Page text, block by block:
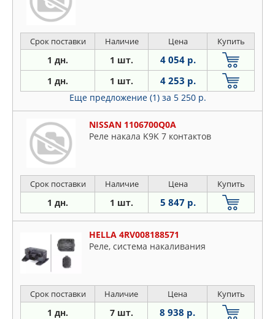
Срок поставки Наличие Цена Купить
1 дн. 1 шт. 4 054 р.
1 дн. 1 шт. 4 253 р.
Еще предложение (1) за 5 250 р.
NISSAN 1106700Q0A
Реле накала K9K 7 контактов
Срок поставки Наличие Цена Купить
1 дн. 1 шт. 5 847 р.
HELLA 4RV008188571
Реле, система накаливания
Срок поставки Наличие Цена Купить
1 дн. 7 шт. 8 938 р.